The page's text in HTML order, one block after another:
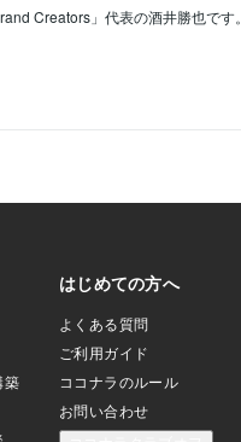
Creators」代表の酒井勝也です。